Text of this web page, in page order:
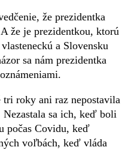
že prezidentka
že je prezidentkou, ktorú
a Slovensku
sa nám prezidentka
tri roky ani raz nepostavila
sa ich, keď boli
počas Covidu, keď
voľbách, keď vláda